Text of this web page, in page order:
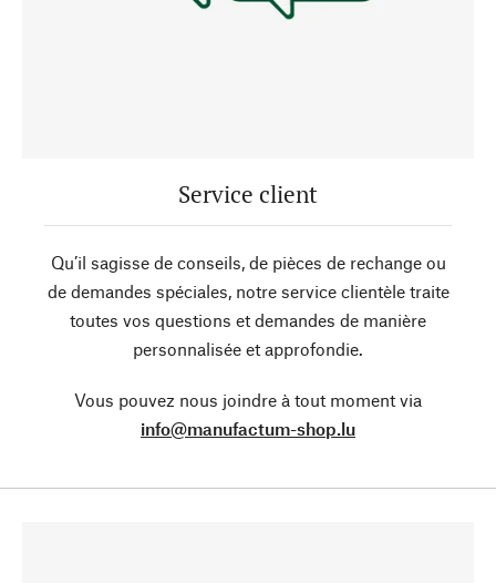
Service client
Qu’il sagisse de conseils, de pièces de rechange ou
de demandes spéciales, notre service clientèle traite
toutes vos questions et demandes de manière
personnalisée et approfondie.
Vous pouvez nous joindre à tout moment via
info@manufactum-shop.lu